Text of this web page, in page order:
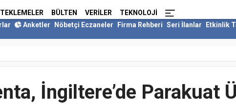
BÜLTEN VERILER
TEKNOLOJI
Anketler Nöbetçi Eczaneler Firma Rehberi Seri İlanlar
Etkinlik
İngiltere’de Parakuat